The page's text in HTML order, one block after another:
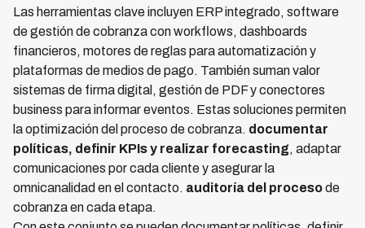
Las herramientas clave incluyen ERP integrado, software
de gestión de cobranza con workflows, dashboards
financieros, motores de reglas para automatización y
plataformas de medios de pago. También suman valor
sistemas de firma digital, gestión de PDF y conectores
business para informar eventos. Estas soluciones permiten
la optimización del proceso de cobranza. documentar
políticas, definir KPIs y realizar forecasting, adaptar
comunicaciones por cada cliente y asegurar la
omnicanalidad en el contacto. auditoría del procesode
cobranza en cada etapa.